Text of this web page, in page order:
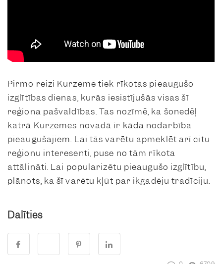
Pirmo reizi Kurzemē tiek rīkotas pieaugušo
izglītības dienas, kurās iesistījušās visas šī
reģiona pašvaldības. Tas nozīmē, ka šonedēļ
katrā Kurzemes novadā ir kāda nodarbība
pieaugušajiem. Lai tās varētu apmeklēt arī citu
reģionu interesenti, puse no tām rīkota
attālināti. Lai popularizētu pieaugušo izglītību,
plānots, ka šī varētu kļūt par ikgadēju tradīciju.
Dalīties